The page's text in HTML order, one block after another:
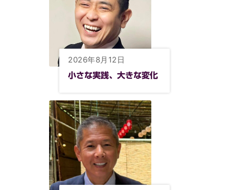
2026年8月12日
小さな実践、大きな変化